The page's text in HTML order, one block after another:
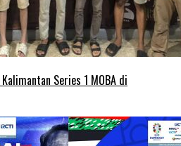
Series 1 MOBA di